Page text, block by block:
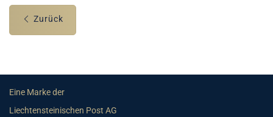
Zurück
Eine Marke der
Liechtensteinischen Post AG